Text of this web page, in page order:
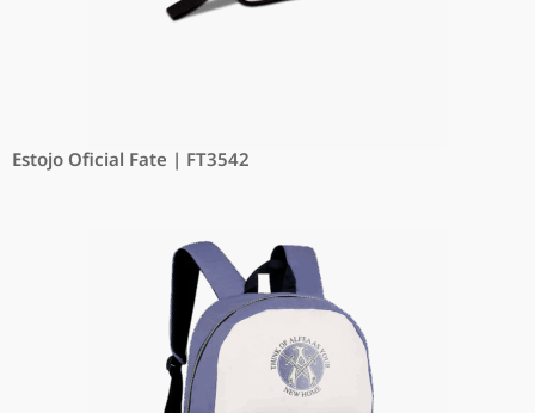
Estojo Oficial Fate | FT3542